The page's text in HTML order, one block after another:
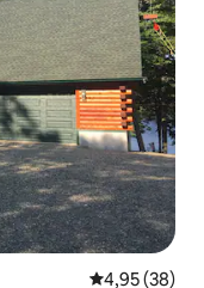
Средна
4,95 (38)